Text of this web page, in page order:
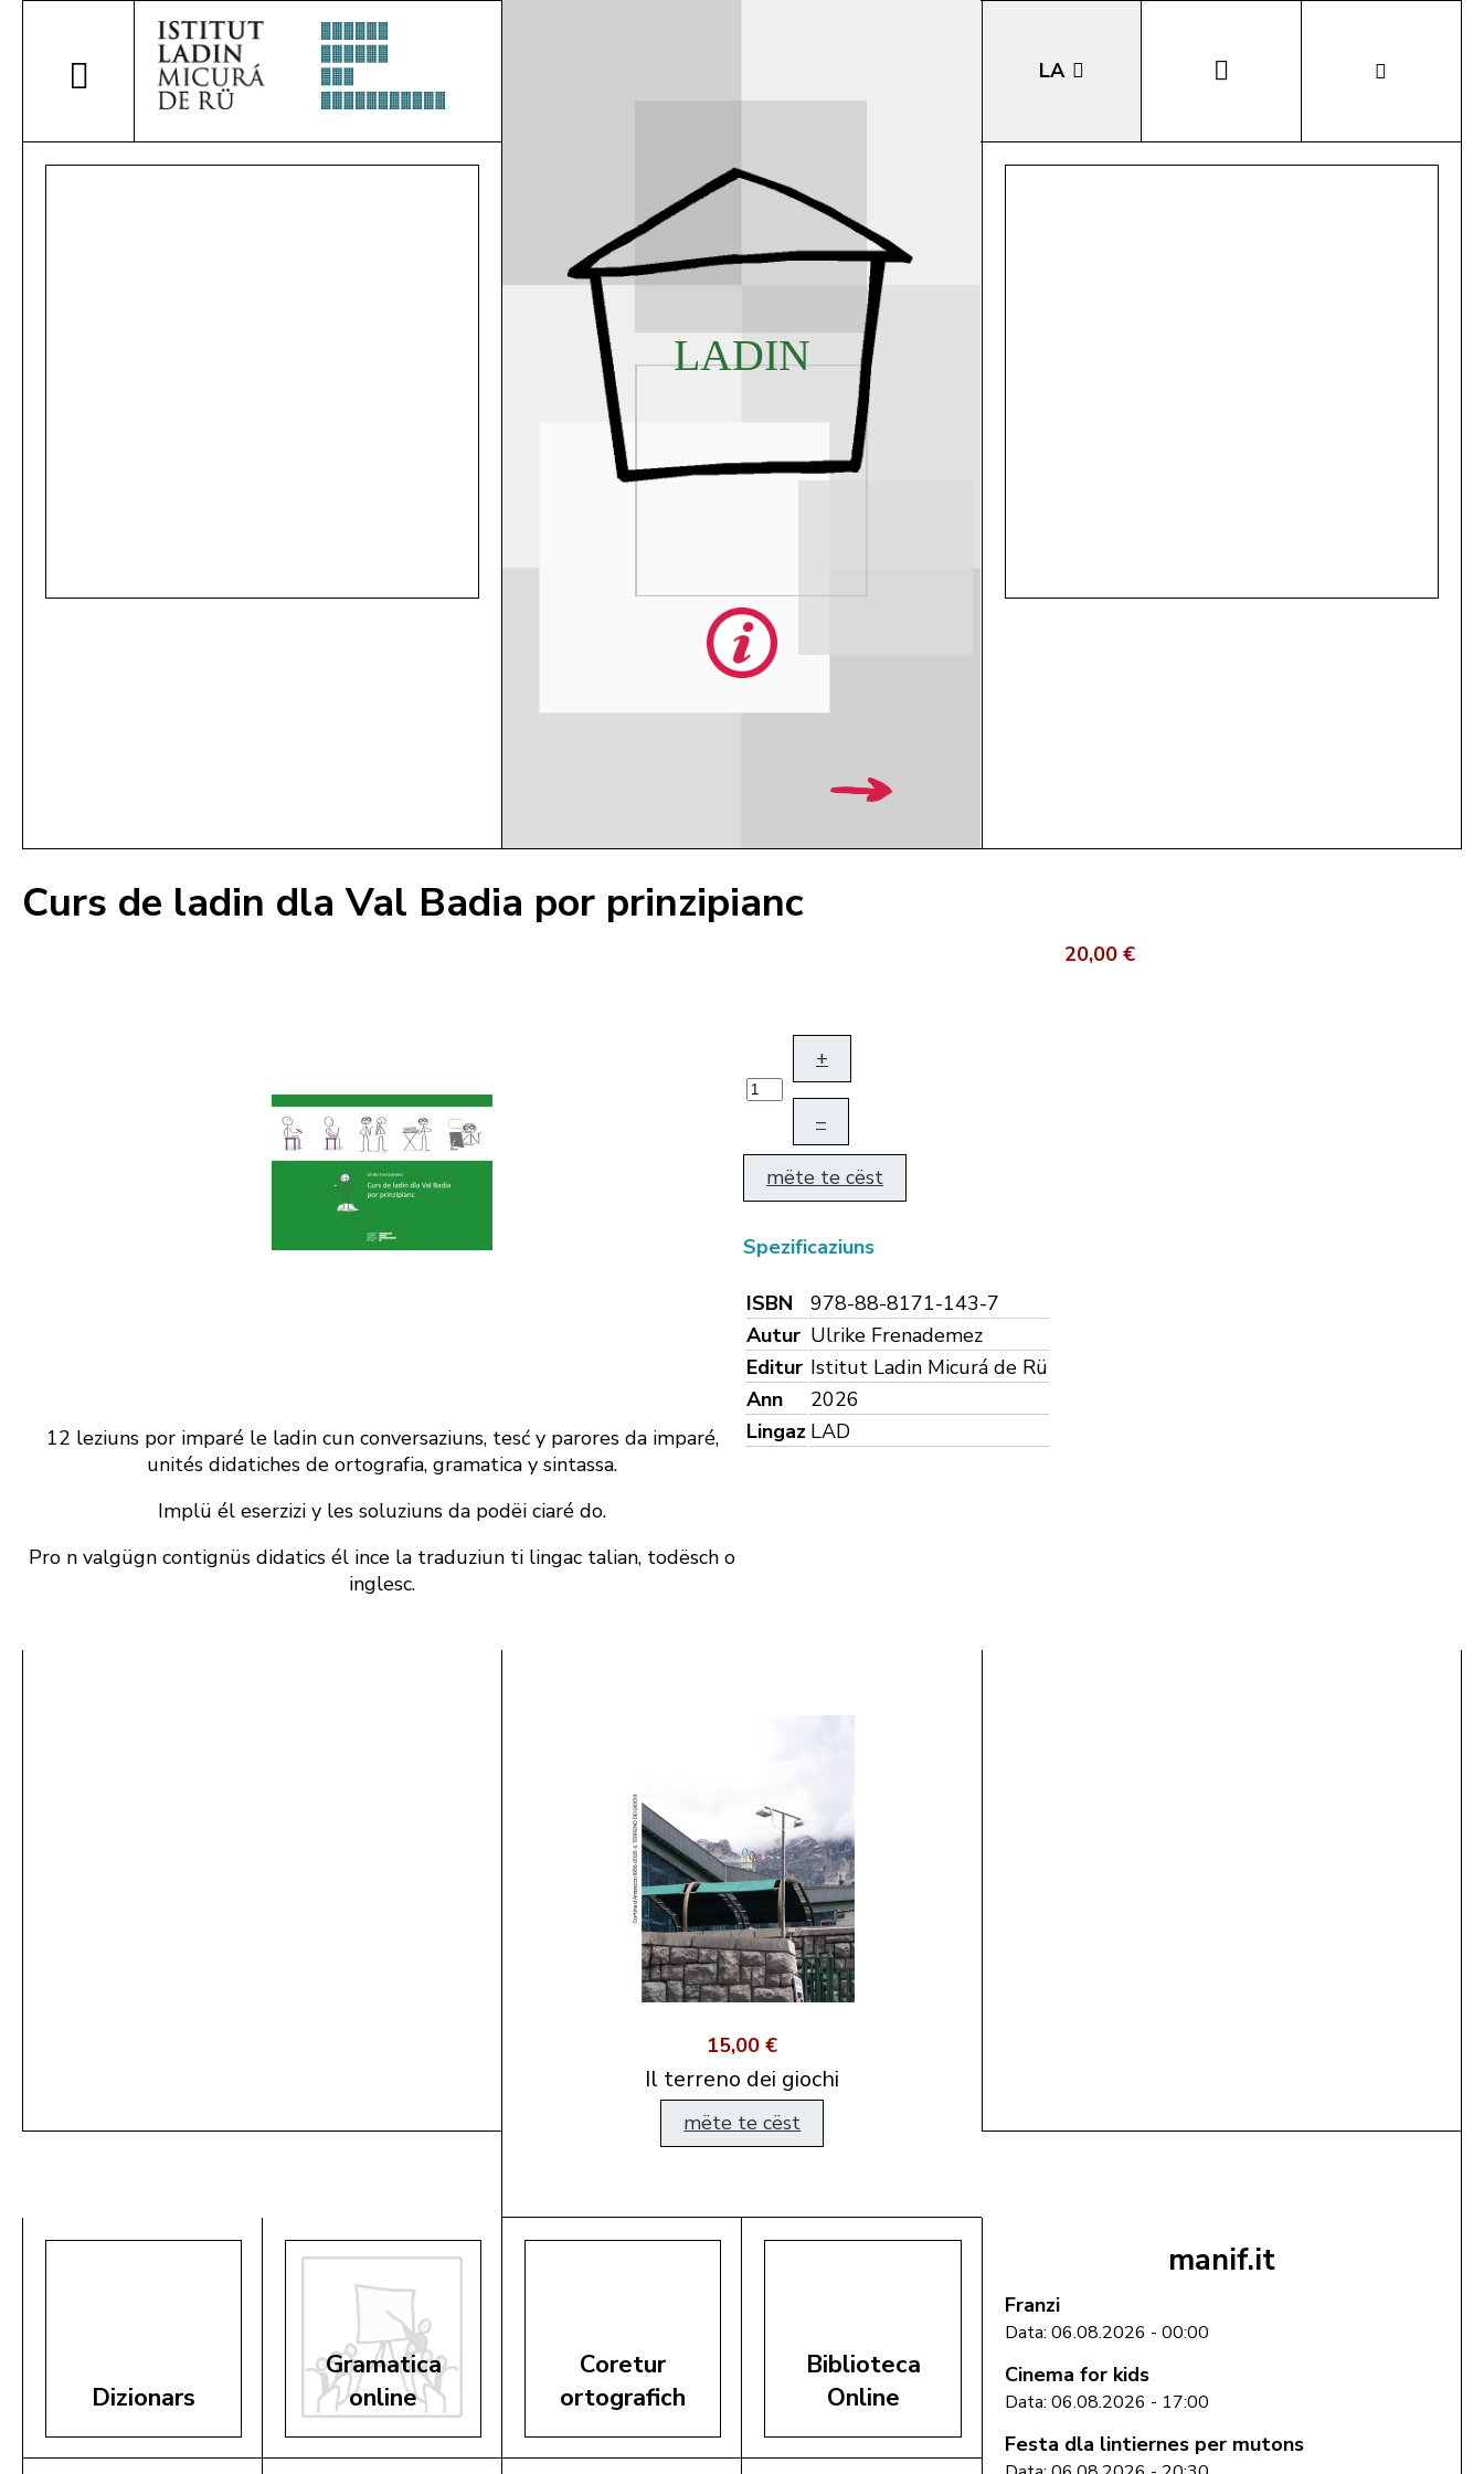
EN
LA
LADIN
DI NA
Curs de ladin dla Val Badia por prinzipianc
12 leziuns por imparé le ladin cun conversaziuns, tesć y parores da imparé,
unités didatiches de ortografia, gramatica y sintassa.
Implü él eserzizi y les soluziuns da podëi ciaré do.
Pro n valgügn contignüs didatics él ince la traduziun ti lingac talian, todësch o
inglesc.
20,00 €
+
–
mëte te cëst
Spezificaziuns
ISBN
978-88-8171-143-7
Autur Ulrike Frenademez
Editur Istitut Ladin Micurá de Rü
Ann
2026
Lingaz LAD
mëte te cëst
15,00 €
Il terreno dei giochi
mëte te cëst
Dizionars
Gramatica
online
Coretur
ortografich
Biblioteca
Online
manif.it
Franzi
Data: 06.08.2026 - 00:00
Cinema for kids
Data: 06.08.2026 - 17:00
Festa dla lintiernes per mutons